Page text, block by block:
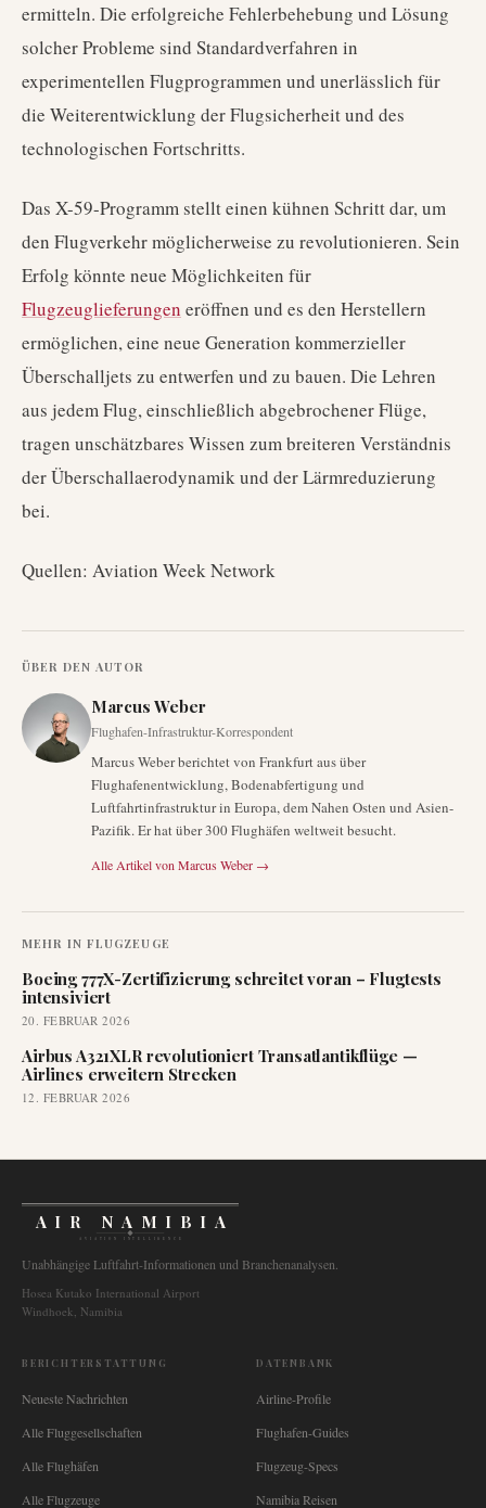
ermitteln. Die erfolgreiche Fehlerbehebung und Lösung
solcher Probleme sind Standardverfahren in
experimentellen Flugprogrammen und unerlässlich für
die Weiterentwicklung der Flugsicherheit und des
technologischen Fortschritts.
Das X-59-Programm stellt einen kühnen Schritt dar, um
den Flugverkehr möglicherweise zu revolutionieren. Sein
Erfolg könnte neue Möglichkeiten für
Flugzeuglieferungen eröffnen und es den Herstellern
ermöglichen, eine neue Generation kommerzieller
Überschalljets zu entwerfen und zu bauen. Die Lehren
aus jedem Flug, einschließlich abgebrochener Flüge,
tragen unschätzbares Wissen zum breiteren Verständnis
der Überschallaerodynamik und der Lärmreduzierung
bei.
Quellen: Aviation Week Network
ÜBER DEN AUTOR
Marcus Weber
Flughafen-Infrastruktur-Korrespondent
Marcus Weber berichtet von Frankfurt aus über
Flughafenentwicklung, Bodenabfertigung und
Luftfahrtinfrastruktur in Europa, dem Nahen Osten und Asien-
Pazifik. Er hat über 300 Flughäfen weltweit besucht.
Alle Artikel von Marcus Weber →
MEHR IN FLUGZEUGE
Boeing 777X-Zertifizierung schreitet voran – Flugtests
intensiviert
20. FEBRUAR 2026
Airbus A321XLR revolutioniert Transatlantikflüge —
Airlines erweitern Strecken
12. FEBRUAR 2026
AIR NAMIBIA
AVIATION INTELLIGENCE
Unabhängige Luftfahrt-Informationen und Branchenanalysen.
Hosea Kutako International Airport
Windhoek, Namibia
BERICHTERSTATTUNG
Neueste Nachrichten
Alle Fluggesellschaften
Alle Flughäfen
Alle Flugzeuge
DATENBANK
Airline-Profile
Flughafen-Guides
Flugzeug-Specs
Namibia Reisen